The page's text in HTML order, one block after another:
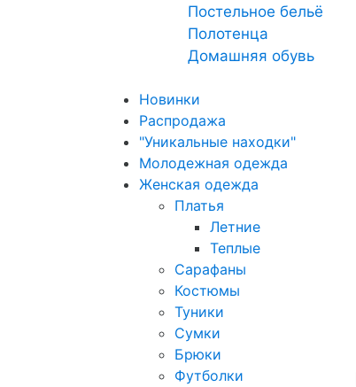
Постельное бельё
Полотенца
Домашняя обувь
Новинки
Распродажа
"Уникальные находки"
Молодежная одежда
Женская одежда
Платья
Летние
Теплые
Сарафаны
Костюмы
Туники
Сумки
Брюки
Футболки